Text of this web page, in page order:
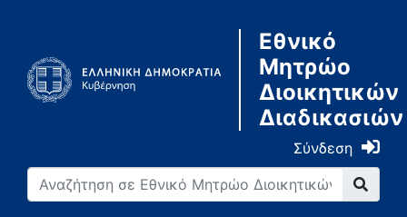
Εθνικό
Μητρώο
Διοικητικών
Διαδικασιών
Σύνδεση